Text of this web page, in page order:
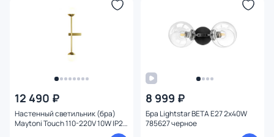
12 490 ₽
Настенный светильник (бра)
Maytoni Touch 110-220V 10W IP20
8 999 ₽
Бра Lightstar BETA E27 2x40W
785627 черное